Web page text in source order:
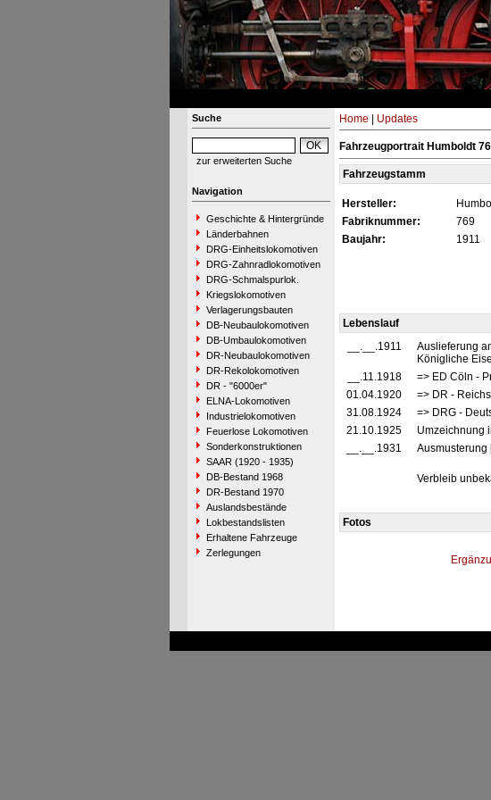
Suche
zur erweiterten Suche
Navigation
Geschichte & Hintergründe
Länderbahnen
DRG-Einheitslokomotiven
DRG-Zahnradlokomotiven
DRG-Schmalspurlok.
Kriegslokomotiven
Verlagerungsbauten
DB-Neubaulokomotiven
DB-Umbaulokomotiven
DR-Neubaulokomotiven
DR-Rekolokomotiven
DR - "6000er"
ELNA-Lokomotiven
Industrielokomotiven
Feuerlose Lokomotiven
Sonderkonstruktionen
SAAR (1920 - 1935)
DB-Bestand 1968
DR-Bestand 1970
Auslandsbestände
Lokbestandslisten
Erhaltene Fahrzeuge
Zerlegungen
Home Updates
Fahrzeugportrait Humboldt
Fahrzeugstamm
Hersteller:
Fabriknummer:
769
Baujahr:
1911
Lebenslauf
__.__.1911
Auslieferung
Königliche
__.11.1918
=> ED Cöln -
01.04.1920
=> DR -
31.08.1924
=> DRG -
21.10.1925
Umzeichnung
__.__.1931
Ausmusterung
Verbleib
Fotos